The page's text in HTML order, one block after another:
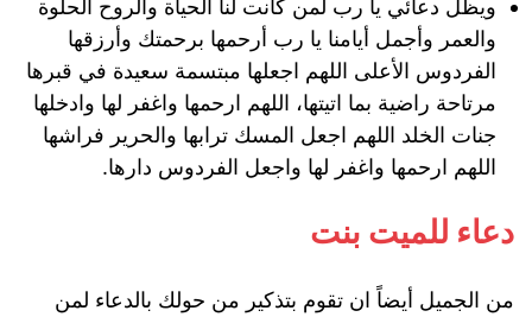
ويظل دعائي يا رب لمن كانت لنا الحياة والروح الحلوة
والعمر وأجمل أيامنا يا رب أرحمها برحمتك وأرزقها
الفردوس الأعلى اللهم اجعلها مبتسمة سعيدة في قبرها
مرتاحة راضية بما اتيتها، اللهم ارحمها واغفر لها وادخلها
جنات الخلد اللهم اجعل المسك ترابها والحرير فراشها
اللهم ارحمها واغفر لها واجعل الفردوس دارها.
دعاء للميت بنت
من الجميل أيضاً ان تقوم بتذكير من حولك بالدعاء لمن